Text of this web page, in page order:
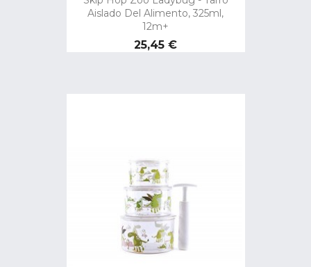
Aislado Del Alimento, 325ml,
12m+
Precio
25,45 €